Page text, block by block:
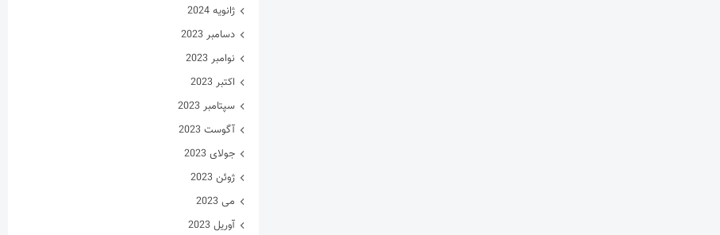
ژانویه 2024
دسامبر 2023
نوامبر 2023
اکتبر 2023
سپتامبر 2023
آگوست 2023
جولای 2023
ژوئن 2023
می 2023
آوریل 2023